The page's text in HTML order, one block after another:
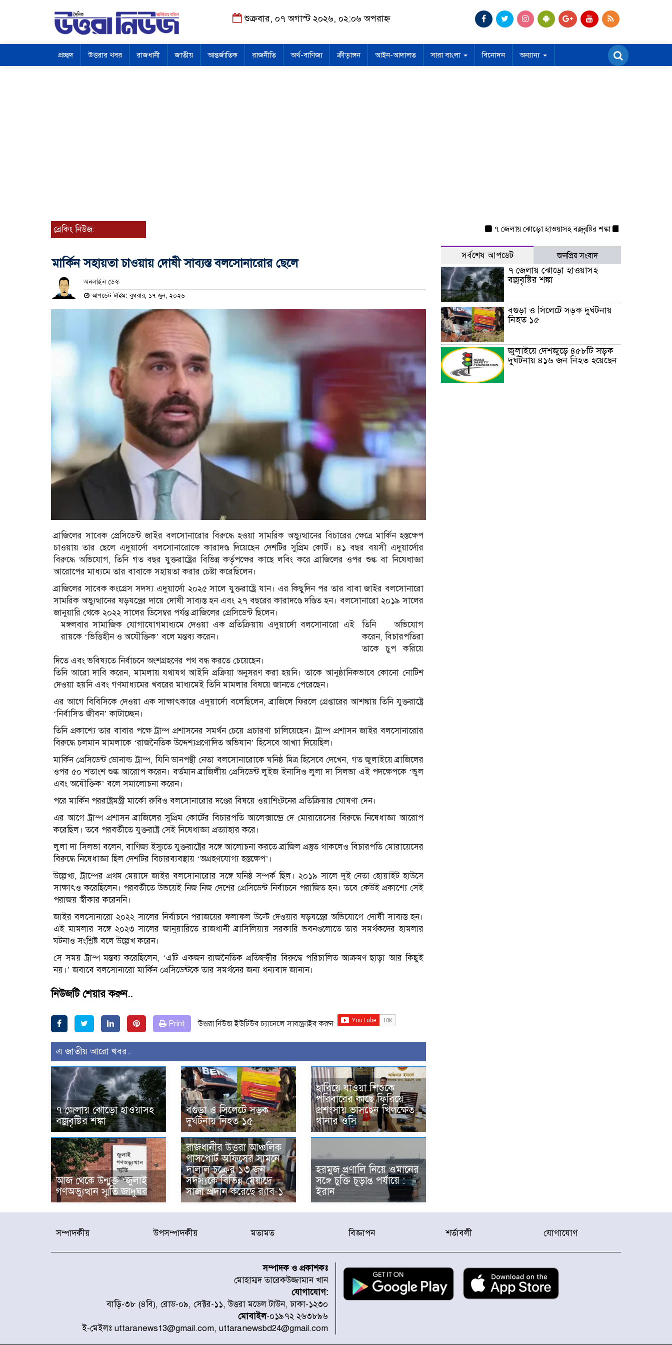
শুক্রবার, ০৭ অগাস্ট ২০২৬, ০২:০৬ অপরাহ্ন
প্রচ্ছদ উত্তরার খবর রাজধানী জাতীয় আন্তর্জাতিক রাজনীতি অর্থ-বাণিজ্য ক্রীড়াঙ্গন আইন-আদালত সারা বাংলা বিনোদন অন্যান্য
ব্রেকিং নিউজ: ৭ জেলায় ঝোড়ো হাওয়াসহ বজ্রবৃষ্টির শঙ্কা বগুড়া ও সিলেটে সড়ক
মার্কিন সহায়তা চাওয়ায় দোষী সাব্যস্ত বলসোনারোর ছেলে
অনলাইন ডেস্ক
আপডেট টাইম: বুধবার, ১৭ জুন, ২০২৬
ব্রাজিলের সাবেক প্রেসিডেন্ট জাইর বলসোনারোর বিরুদ্ধে হওয়া সামরিক অভ্যুত্থানের বিচারের ক্ষেত্রে মার্কিন হস্তক্ষেপ
চাওয়ায় তার ছেলে এদুয়ার্দো বলসোনারোকে কারাদণ্ড দিয়েছেন দেশটির সুপ্রিম কোর্ট। ৪১ বছর বয়সী এদুয়ার্দোর
বিরুদ্ধে অভিযোগ, তিনি গত বছর যুক্তরাষ্ট্রের বিভিন্ন কর্তৃপক্ষের কাছে লবিং করে ব্রাজিলের ওপর শুল্ক বা নিষেধাজ্ঞা
আরোপের মাধ্যমে তার বাবাকে সহায়তা করার চেষ্টা করেছিলেন।
ব্রাজিলের সাবেক কংগ্রেস সদস্য এদুয়ার্দো ২০২৫ সালে যুক্তরাষ্ট্রে যান। এর কিছুদিন পর তার বাবা জাইর বলসোনারো
সামরিক অভ্যুত্থানের ষড়যন্ত্রের দায়ে দোষী সাব্যস্ত হন এবং ২৭ বছরের কারাদণ্ডে দণ্ডিত হন। বলসোনারো ২০১৯ সালের
জানুয়ারি থেকে ২০২২ সালের ডিসেম্বর পর্যন্ত ব্রাজিলের প্রেসিডেন্ট ছিলেন।
মঙ্গলবার সামাজিক যোগাযোগমাধ্যমে দেওয়া এক প্রতিক্রিয়ায় এদুয়ার্দো বলসোনারো এই
রায়কে ‘ভিত্তিহীন ও অযৌক্তিক’ বলে মন্তব্য করেন।
তিনি অভিযোগ
করেন, বিচারপতিরা
তাকে চুপ করিয়ে
দিতে এবং ভবিষ্যতে নির্বাচনে অংশগ্রহণের পথ বন্ধ করতে চেয়েছেন।
তিনি আরো দাবি করেন, মামলায় যথাযথ আইনি প্রক্রিয়া অনুসরণ করা হয়নি। তাকে আনুষ্ঠানিকভাবে কোনো নোটিশ
দেওয়া হয়নি এবং গণমাধ্যমের খবরের মাধ্যমেই তিনি মামলার বিষয়ে জানতে পেরেছেন।
এর আগে বিবিসিকে দেওয়া এক সাক্ষাৎকারে এদুয়ার্দো বলেছিলেন, ব্রাজিলে ফিরলে গ্রেপ্তারের আশঙ্কায় তিনি যুক্তরাষ্ট্রে
‘নির্বাসিত জীবন’ কাটাচ্ছেন।
তিনি প্রকাশ্যে তার বাবার পক্ষে ট্রাম্প প্রশাসনের সমর্থন চেয়ে প্রচারণা চালিয়েছেন। ট্রাম্প প্রশাসন জাইর বলসোনারোর
বিরুদ্ধে চলমান মামলাকে ‘রাজনৈতিক উদ্দেশ্যপ্রণোদিত অভিযান’ হিসেবে আখ্যা দিয়েছিল।
মার্কিন প্রেসিডেন্ট ডোনাল্ড ট্রাম্প, যিনি ডানপন্থী নেতা বলসোনারোকে ঘনিষ্ঠ মিত্র হিসেবে দেখেন, গত জুলাইয়ে ব্রাজিলের
ওপর ৫০ শতাংশ শুল্ক আরোপ করেন। বর্তমান ব্রাজিলীয় প্রেসিডেন্ট লুইজ ইনাসিও লুলা দা সিলভা এই পদক্ষেপকে ‘ভুল
এবং অযৌক্তিক’ বলে সমালোচনা করেন।
পরে মার্কিন পররাষ্ট্রমন্ত্রী মার্কো রুবিও বলসোনারোর দণ্ডের বিষয়ে ওয়াশিংটনের প্রতিক্রিয়ার ঘোষণা দেন।
এর আগে ট্রাম্প প্রশাসন ব্রাজিলের সুপ্রিম কোর্টের বিচারপতি আলেক্সান্দ্রে দে মোরায়েসের বিরুদ্ধে নিষেধাজ্ঞা আরোপ
করেছিল। তবে পরবর্তীতে যুক্তরাষ্ট্র সেই নিষেধাজ্ঞা প্রত্যাহার করে।
লুলা দা সিলভা বলেন, বাণিজ্য ইস্যুতে যুক্তরাষ্ট্রের সঙ্গে আলোচনা করতে ব্রাজিল প্রস্তুত থাকলেও বিচারপতি মোরায়েসের
বিরুদ্ধে নিষেধাজ্ঞা ছিল দেশটির বিচারব্যবস্থায় ‘অগ্রহণযোগ্য হস্তক্ষেপ’।
উল্লেখ্য, ট্রাম্পের প্রথম মেয়াদে জাইর বলসোনারোর সঙ্গে ঘনিষ্ঠ সম্পর্ক ছিল। ২০১৯ সালে দুই নেতা হোয়াইট হাউসে
সাক্ষাৎও করেছিলেন। পরবর্তীতে উভয়েই নিজ নিজ দেশের প্রেসিডেন্ট নির্বাচনে পরাজিত হন। তবে কেউই প্রকাশ্যে সেই
পরাজয় স্বীকার করেননি।
জাইর বলসোনারো ২০২২ সালের নির্বাচনে পরাজয়ের ফলাফল উল্টে দেওয়ার ষড়যন্ত্রের অভিযোগে দোষী সাব্যস্ত হন।
এই মামলার সঙ্গে ২০২৩ সালের জানুয়ারিতে রাজধানী ব্রাসিলিয়ায় সরকারি ভবনগুলোতে তার সমর্থকদের হামলার
ঘটনাও সংশ্লিষ্ট বলে উল্লেখ করেন।
সে সময় ট্রাম্প মন্তব্য করেছিলেন, ‘এটি একজন রাজনৈতিক প্রতিদ্বন্দ্বীর বিরুদ্ধে পরিচালিত আক্রমণ ছাড়া আর কিছুই
নয়।’ জবাবে বলসোনারো মার্কিন প্রেসিডেন্টকে তার সমর্থনের জন্য ধন্যবাদ জানান।
নিউজটি শেয়ার করুন..
Print উত্তরা নিউজ ইউটিউব চ্যানেলে সাবস্ক্রাইব করুন:
এ জাতীয় আরো খবর..
৭ জেলায় ঝোড়ো হাওয়াসহ
বজ্রবৃষ্টির শঙ্কা
বগুড়া ও সিলেটে সড়ক
দুর্ঘটনায় নিহত ১৫
হারিয়ে যাওয়া শিশুকে
পরিবারের কাছে ফিরিয়ে
প্রশংসায় ভাসছেন খিলক্ষেত
থানার ওসি
আজ থেকে উন্মুক্ত ‘জুলাই
গণঅভ্যুত্থান স্মৃতি জাদুঘর
রাজধানীর উত্তরা আঞ্চলিক
পাসপোর্ট অফিসের সামনে
দালাল চক্রের ১৩ জন
সদস্যকে বিভিন্ন মেয়াদে
সাজা প্রদান করেছে র‌্যাব-১
হরমুজ প্রণালি নিয়ে ওমানের
সঙ্গে চুক্তি চূড়ান্ত পর্যায়ে :
ইরান
সর্বশেষ আপডেট জনপ্রিয় সংবাদ
৭ জেলায় ঝোড়ো হাওয়াসহ
বজ্রবৃষ্টির শঙ্কা
বগুড়া ও সিলেটে সড়ক দুর্ঘটনায়
নিহত ১৫
জুলাইয়ে দেশজুড়ে ৪৫৮টি সড়ক
দুর্ঘটনায় ৪১৬ জন নিহত হয়েছেন
সম্পাদকীয় উপসম্পাদকীয় মতামত বিজ্ঞাপন শর্তাবলী যোগাযোগ
সম্পাদক ও প্রকাশকঃ
মোহাম্মদ তারেকউজ্জামান খান
যোগাযোগ:
বাড়ি-৩৮ (৪বি), রোড-০৯, সেক্টর-১১, উত্তরা মডেল টাউন, ঢাকা-১২৩০
মোবাইল-০১৯৭২ ২৬৩৮৯৬
ই-মেইলঃ uttaranews13@gmail.com, uttaranewsbd24@gmail.com